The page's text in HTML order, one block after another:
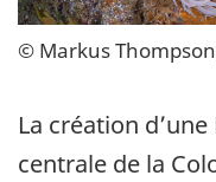
© Markus
La création
centrale de la